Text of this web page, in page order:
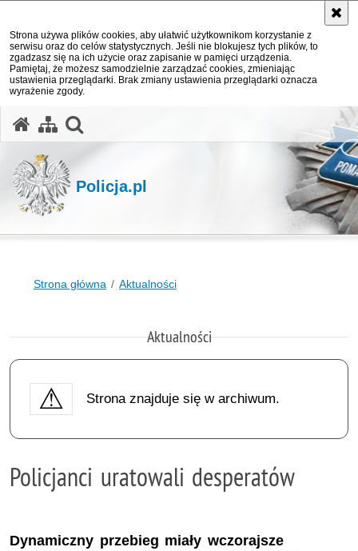
Strona używa plików cookies, aby ułatwić użytkownikom korzystanie z
serwisu oraz do celów statystycznych. Jeśli nie blokujesz tych plików, to
zgadzasz się na ich użycie oraz zapisanie w pamięci urządzenia.
Pamiętaj, że możesz samodzielnie zarządzać cookies, zmieniając
ustawienia przeglądarki. Brak zmiany ustawienia przeglądarki oznacza
wyrażenie zgody.
Policja.pl
Strona główna Aktualności
Aktualności
Strona znajduje się w archiwum.
Policjanci uratowali desperatów
Dynamiczny przebieg miały wczorajsze